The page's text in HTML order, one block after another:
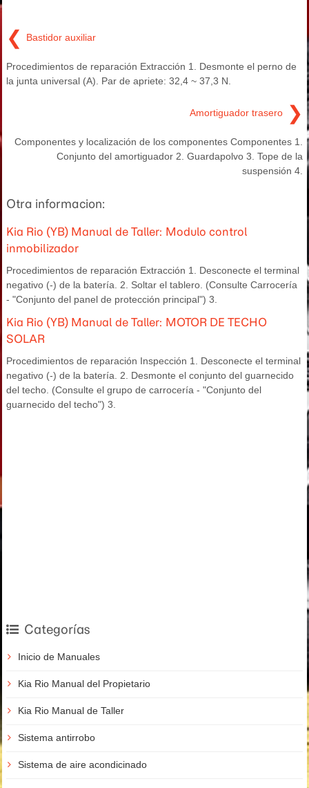
❮ Bastidor auxiliar
Procedimientos de reparación Extracción 1. Desmonte el perno de
la junta universal (A). Par de apriete: 32,4 ~ 37,3 N.
Amortiguador trasero ❯
Componentes y localización de los componentes Componentes 1.
Conjunto del amortiguador 2. Guardapolvo 3. Tope de la
suspensión 4.
Otra informacion:
Kia Rio (YB) Manual de Taller: Modulo control
inmobilizador
Procedimientos de reparación Extracción 1. Desconecte el terminal
negativo (-) de la batería. 2. Soltar el tablero. (Consulte Carrocería
- "Conjunto del panel de protección principal") 3.
Kia Rio (YB) Manual de Taller: MOTOR DE TECHO
SOLAR
Procedimientos de reparación Inspección 1. Desconecte el terminal
negativo (-) de la batería. 2. Desmonte el conjunto del guarnecido
del techo. (Consulte el grupo de carrocería - "Conjunto del
guarnecido del techo") 3.
Categorías
Inicio de Manuales
Kia Rio Manual del Propietario
Kia Rio Manual de Taller
Sistema antirrobo
Sistema de aire acondicinado